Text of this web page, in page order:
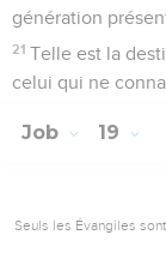
génération
21 Telle est la
celui qui ne
Job 19
Seuls les Évangiles